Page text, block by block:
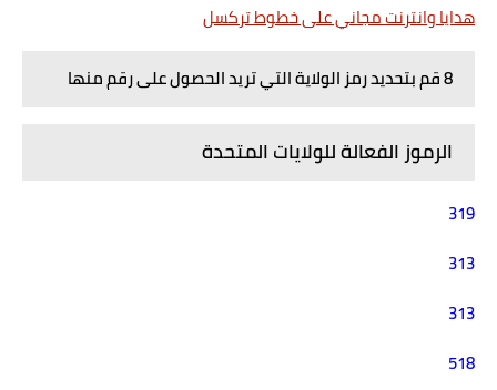
هدايا وانترنت مجاني على خطوط تركسل
8 قم بتحديد رمز الولاية التي تريد الحصول على رقم منها
الرموز الفعالة للولايات المتحدة
319
313
313
518